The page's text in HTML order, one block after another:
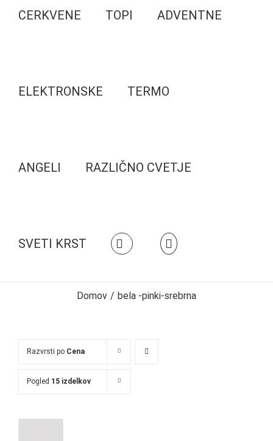
CERKVENE TOPI ADVENTNE
ELEKTRONSKE TERMO
ANGELI RAZLIČNO CVETJE
SVETI KRST
Domov / bela -pinki-srebrna
Razvrsti po Cena
Pogled 15 izdelkov